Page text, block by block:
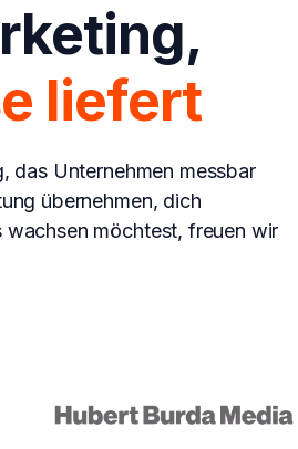
liefert
das Unternehmen messbar
übernehmen, dich
möchtest, freuen wir